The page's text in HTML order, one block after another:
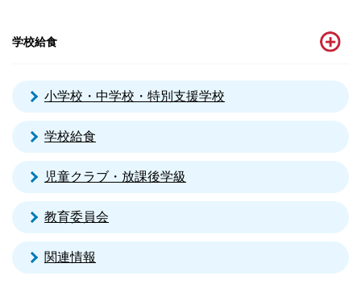
学校給食
小学校・中学校・特別支援学校
学校給食
児童クラブ・放課後学級
教育委員会
関連情報